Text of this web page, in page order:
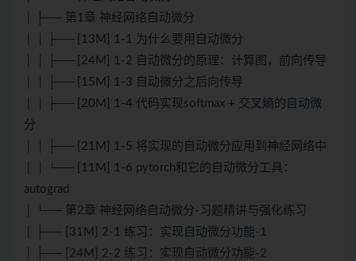
│ ├── 第1章 神经网络自动微分
│ │ ├── [13M] 1-1 为什么要用自动微分
│ │ ├── [24M] 1-2 自动微分的原理：计算图，前向传导
│ │ ├── [15M] 1-3 自动微分之后向传导
│ │ ├── [20M] 1-4 代码实现softmax + 交叉熵的自动微
分
│ │ ├── [21M] 1-5 将实现的自动微分应用到神经网络中
│ │ └── [11M] 1-6 pytorch和它的自动微分工具：
autograd
│ └── 第2章 神经网络自动微分-习题精讲与强化练习
│ ├── [31M] 2-1 练习：实现自动微分功能-1
│ ├── [24M] 2-2 练习：实现自动微分功能-2